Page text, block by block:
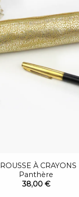
À CRAYONS
Panthère
38,00 €